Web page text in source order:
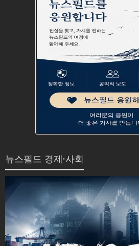
뉴스필드 경제·사회